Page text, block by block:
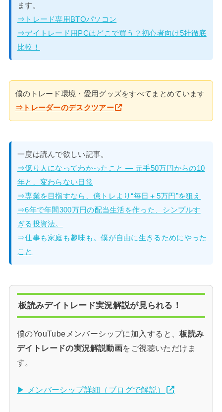
ます。
⇒トレード専用BTOパソコン
⇒デイトレード用PCはどこで買う？初心者向け5社徹底
比較！
僕のトレード環境・愛用グッズをすべてまとめています
⇒トレーダーのデスクツアー
一度は読んで欲しい記事。
⇒億り人になってわかったこと — 元手50万円からの10
年と、変わらない日常
⇒専業を目指すなら、億トレより“毎日＋5万円”を狙え
⇒6年で年間300万円の配当生活を作った、シンプルす
ぎる投資法。
⇒仕事も家庭も趣味も。僕が自由に生きるためにやった
こと
板読みデイトレード実況解説が見られる！
僕のYouTubeメンバーシップに加入すると、板読み
デイトレードの実況解説動画をご視聴いただけま
す。
▶ メンバーシップ詳細（ブログで解説）